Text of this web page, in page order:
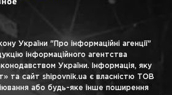
України "Про інформаційні агенції"
інформаційного агентства
України. Інформація, яку
та сайт shipovnik.ua є власністю ТОВ
або будь-яке інше поширення